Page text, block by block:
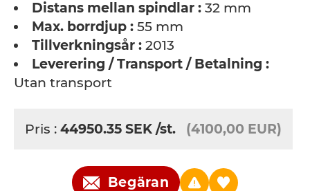
Distans mellan spindlar : 32 mm
Max. borrdjup : 55 mm
Tillverkningsår : 2013
Leverering / Transport / Betalning :
Utan transport
Pris : 44950.35 SEK /st. (4100,00 EUR)
Begäran